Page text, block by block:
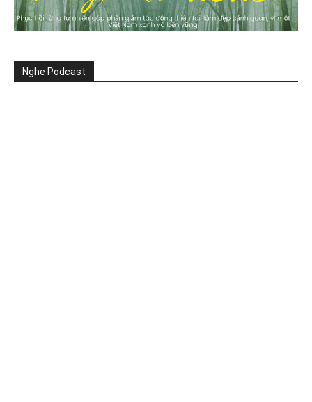
Nghe Podcast